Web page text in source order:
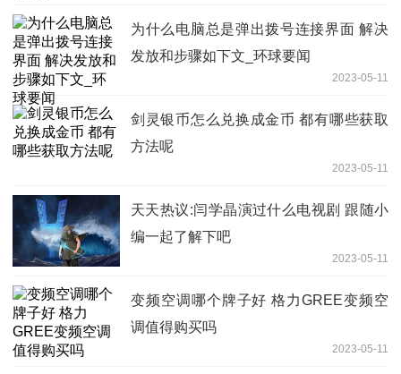
为什么电脑总是弹出拨号连接界面 解决
发放和步骤如下文_环球要闻
2023-05-11
剑灵银币怎么兑换成金币 都有哪些获取
方法呢
2023-05-11
天天热议:闫学晶演过什么电视剧 跟随小
编一起了解下吧
2023-05-11
变频空调哪个牌子好 格力GREE变频空
调值得购买吗
2023-05-11